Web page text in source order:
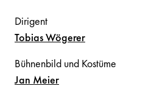
Dirigent
TobiasWögerer
Bühnenbild und Kostüme
Jan Meier